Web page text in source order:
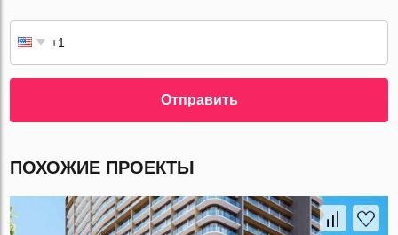
Отправить
ПОХОЖИЕ ПРОЕКТЫ